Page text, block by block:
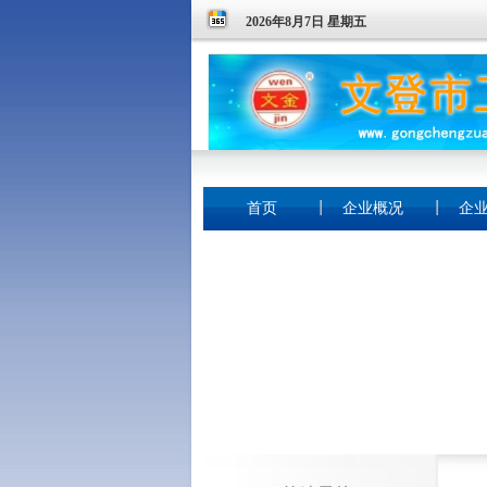
2026年8月7日 星期五
首页 企业概况 企